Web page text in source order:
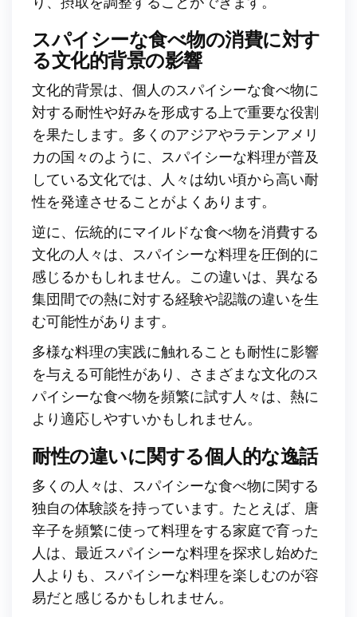
スパイシーな食べ物の消費に対す
る文化的背景の影響
文化的背景は、個人のスパイシーな食べ物に
対する耐性や好みを形成する上で重要な役割
を果たします。多くのアジアやラテンアメリ
カの国々のように、スパイシーな料理が普及
している文化では、人々は幼い頃から高い耐
性を発達させることがよくあります。
逆に、伝統的にマイルドな食べ物を消費する
文化の人々は、スパイシーな料理を圧倒的に
感じるかもしれません。この違いは、異なる
集団間での熱に対する経験や認識の違いを生
む可能性があります。
多様な料理の実践に触れることも耐性に影響
を与える可能性があり、さまざまな文化のス
パイシーな食べ物を頻繁に試す人々は、熱に
より適応しやすいかもしれません。
耐性の違いに関する個人的な逸話
多くの人々は、スパイシーな食べ物に関する
独自の体験談を持っています。たとえば、唐
辛子を頻繁に使って料理をする家庭で育った
人は、最近スパイシーな料理を探求し始めた
人よりも、スパイシーな料理を楽しむのが容
易だと感じるかもしれません。